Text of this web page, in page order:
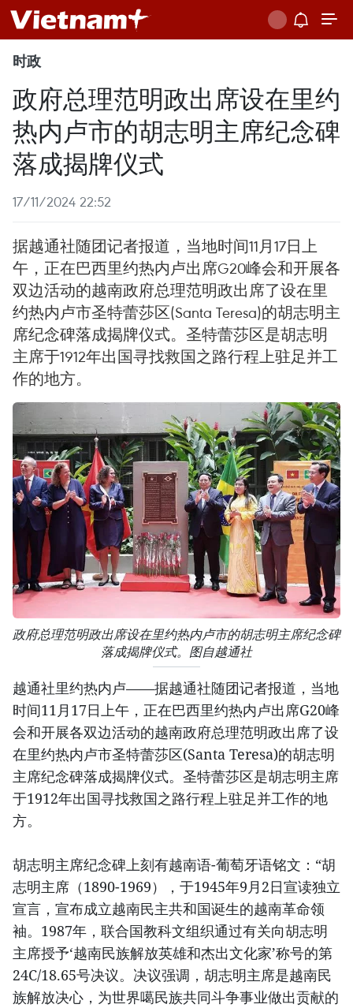
时政
政府总理范明政出席设在里约
热内卢市的胡志明主席纪念碑
落成揭牌仪式
17/11/2024 22:52
据越通社随团记者报道，当地时间11月17日上
午，正在巴西里约热内卢出席G20峰会和开展各
双边活动的越南政府总理范明政出席了设在里
约热内卢市圣特蕾莎区(Santa Teresa)的胡志明主
席纪念碑落成揭牌仪式。圣特蕾莎区是胡志明
主席于1912年出国寻找救国之路行程上驻足并工
作的地方。
政府总理范明政出席设在里约热内卢市的胡志明主席纪念碑
落成揭牌仪式。图自越通社
越通社里约热内卢——据越通社随团记者报道，当地
时间11月17日上午，正在巴西里约热内卢出席G20峰
会和开展各双边活动的越南政府总理范明政出席了设
在里约热内卢市圣特蕾莎区(Santa Teresa)的胡志明
主席纪念碑落成揭牌仪式。圣特蕾莎区是胡志明主席
于1912年出国寻找救国之路行程上驻足并工作的地
方。
胡志明主席纪念碑上刻有越南语-葡萄牙语铭文：“胡
志明主席（1890-1969），于1945年9月2日宣读独立
宣言，宣布成立越南民主共和国诞生的越南革命领
袖。1987年，联合国教科文组织通过有关向胡志明
主席授予‘越南民族解放英雄和杰出文化家’称号的第
24C/18.65号决议。决议强调，胡志明主席是越南民
族解放决心，为世界噶民族共同斗争事业做出贡献的